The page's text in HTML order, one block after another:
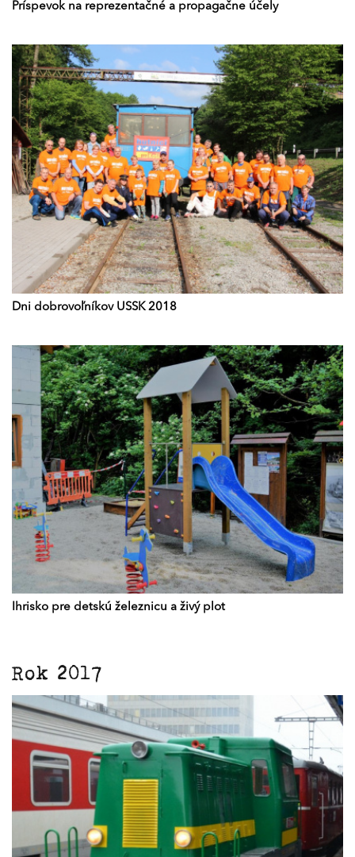
Príspevok na reprezentačné a propagačne účely
Dni dobrovoľníkov USSK 2018
Ihrisko pre detskú železnicu a živý plot
Rok 2017